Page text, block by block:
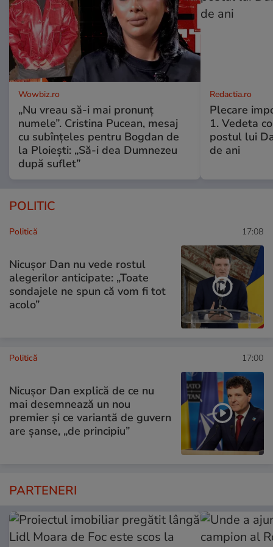
Wowbiz.ro
„Nu vreau să-i mai pronunț
numele”. Cristina Pucean, mesaj
cu subînțeles pentru Bogdan de
la Ploiești: „Să-i dea Dumnezeu
după suflet”
Redactia.ro
Plecare
1. Vedeta
postul lui
de ani
POLITIC
Politică 17:08
Nicușor Dan nu vede rostul
alegerilor anticipate: „Toate
sondajele ne spun că vom fi tot
acolo”
Politică 17:00
Nicușor Dan explică de ce nu
mai desemnează un nou
premier și ce variantă de guvern
are șanse, „de principiu”
PARTENERI